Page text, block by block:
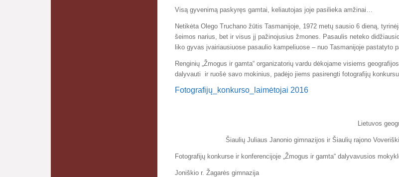
Visą gyvenimą paskyręs gamtai, keliautojas joje pasilieka amžinai…
Netikėta Olego Truchano žūtis Tasmanijoje, 1972 metų sausio 6 dieną,
šeimos narius, bet ir visus jį pažinojusius žmones. Pasaulis neteko
liko gyvas įvairiausiuose pasaulio kampeliuose – nuo Tasmanijoje pastatyto
Renginių „Žmogus ir gamta“ organizatorių vardu dėkojame visiems
dalyvauti ir ruošė savo mokinius, padėjo jiems pasirengti fotografijų
Fotografijų_konkurso_laimėtojai 2016
Lietuvos
Šiaulių Juliaus Janonio gimnazijos ir Šiaulių rajono
Fotografijų konkurse ir konferencijoje „Žmogus ir gamta“ dalyvavusios
Joniškio r. Žagarės gimnazija